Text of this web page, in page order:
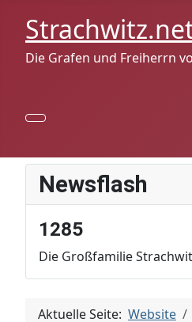
Die Grafen und Freiherrn
Newsflash
1285
Die Großfamilie
Aktuelle Seite: Website